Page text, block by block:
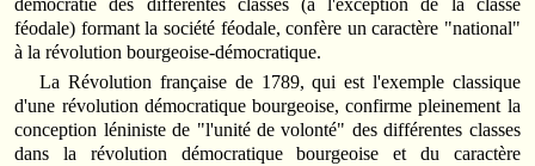
démocratie des différentes classes (à l'exception de la classe
féodale) formant la société féodale, confère un caractère "national"
à la révolution bourgeoise-démocratique.
La Révolution française de 1789, qui est l'exemple classique
d'une révolution démocratique bourgeoise, confirme pleinement la
conception léniniste de "l'unité de volonté" des différentes classes
dans la révolution démocratique bourgeoise et du caractère